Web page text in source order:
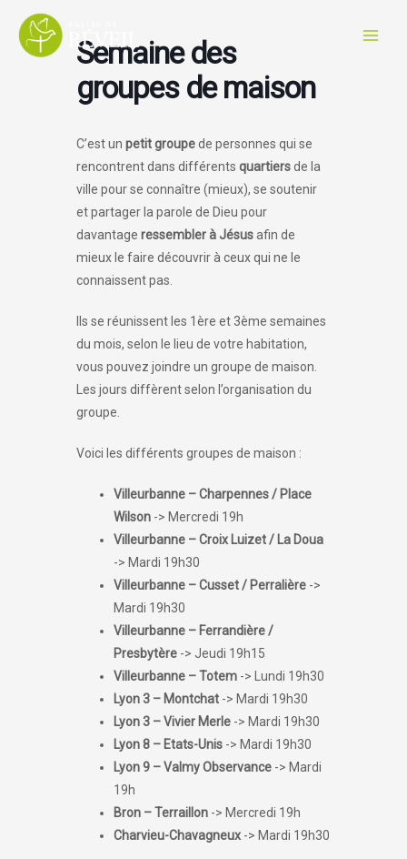
contenu
Semaine des
groupes de maison
C’est un petit groupede personnes qui se
rencontrent dans différents quartiersde la
ville pour se connaître (mieux), se soutenir
et partager la parole de Dieu pour
davantage ressembler à Jésusafin de
mieux le faire découvrir à ceux qui ne le
connaissent pas.
Ils se réunissent les 1ère et 3ème semaines
du mois, selon le lieu de votre habitation,
vous pouvez joindre un groupe de maison.
Les jours diffèrent selon l’organisation du
groupe.
Voici les différents groupes de maison :
Villeurbanne – Charpennes / Place
Wilson -> Mercredi 19h
Villeurbanne – Croix Luizet / La Doua
-> Mardi 19h30
Villeurbanne – Cusset / Perralière ->
Mardi 19h30
Villeurbanne – Ferrandière /
Presbytère -> Jeudi 19h15
Villeurbanne – Totem -> Lundi 19h30
Lyon 3 – Montchat -> Mardi 19h30
Lyon 3 – Vivier Merle -> Mardi 19h30
Lyon 8 – Etats-Unis -> Mardi 19h30
Lyon 9 – Valmy Observance -> Mardi
19h
Bron – Terraillon -> Mercredi 19h
Charvieu-Chavagneux -> Mardi 19h30